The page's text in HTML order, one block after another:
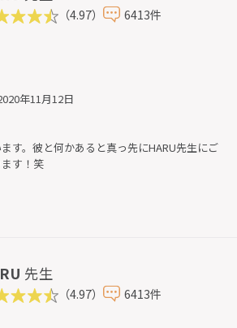
（4.97） 6413件
年11月12日
す。彼と何かあると真っ先にHARU先生にご
す！笑
先生
（4.97） 6413件